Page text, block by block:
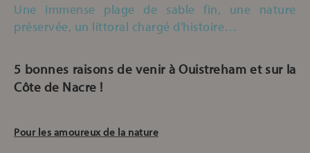
Une immense plage de sable fin, une nature
préservée, un littoral chargé d'histoire…
5 bonnes raisons de venir à Ouistreham et sur la
Côte de Nacre !
Pour les amoureux de la nature